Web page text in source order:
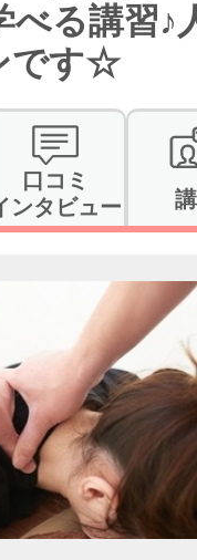
・路線か
通信講座を
体験レッス
りたいこ
特集をみる
べる講習♪
です☆
口コミ
ンタビュー